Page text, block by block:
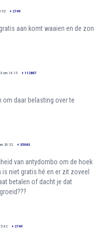
+ 2749
aan komt waaien en de zon
om 14:15 + 112807
om daar belasting over te
20:52 + 35063
van antydombo om de hoek
is niet gratis hé en er zit zoveel
betalen of dacht je dat
+ 2749